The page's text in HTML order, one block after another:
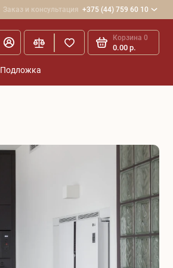
Заказ и консультация +375 (44) 759 60 10
Корзина 0
0.00 р.
Подложка